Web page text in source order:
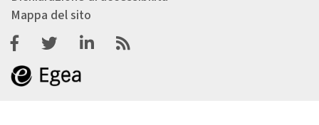
Mappa del sito
FacebookTwitterLinkedinFeeds